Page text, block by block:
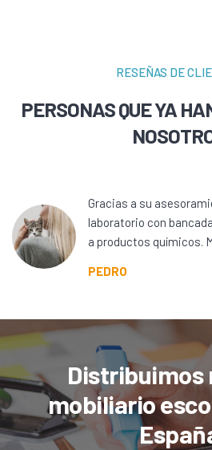
RESEÑAS DE
PERSONAS QUE YA
Gracias a su
laboratorio con
a productos químicos.
PEDRO
Distribuimos
mobiliario